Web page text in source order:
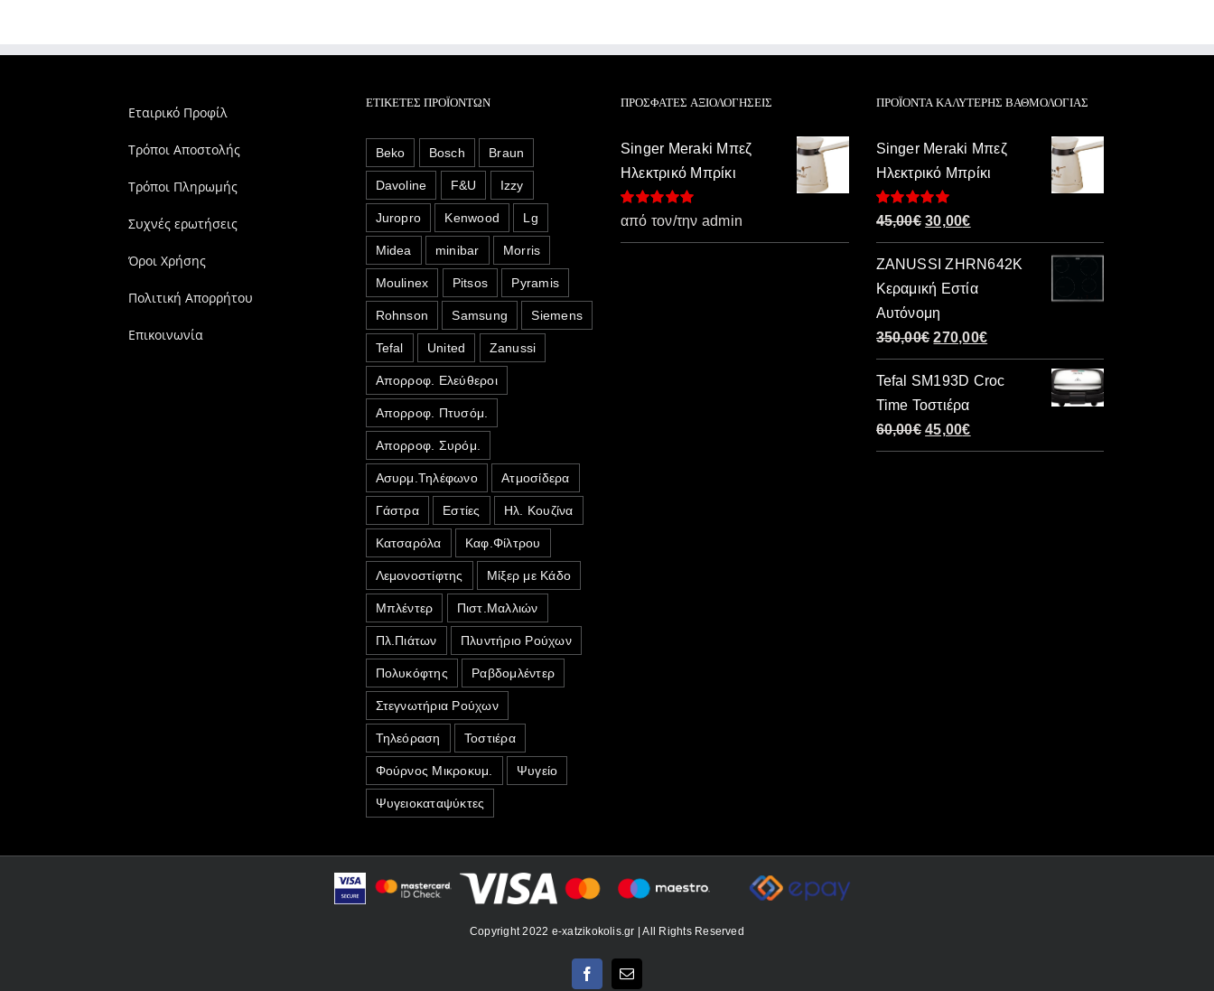
Εταιρικό Προφίλ
Τρόποι Αποστολής
Τρόποι Πληρωμής
Συχνές ερωτήσεις
Όροι Χρήσης
Πολιτική Απορρήτου
Επικοινωνία
ΕΤΙΚΈΤΕΣ ΠΡΟΪΌΝΤΩΝ
Beko Bosch Braun
Davoline F&U Izzy
Juropro Kenwood Lg
Midea minibar Morris
Moulinex Pitsos Pyramis
Rohnson Samsung Siemens
Tefal United Zanussi
Απορροφ. Ελεύθεροι
Απορροφ. Πτυσόμ.
Απορροφ. Συρόμ.
Ασυρμ.Τηλέφωνο Ατμοσίδερα
Γάστρα Εστίες Ηλ. Κουζίνα
Κατσαρόλα Καφ.Φίλτρου
Λεμονοστίφτης Μίξερ με Κάδο
Μπλέντερ Πιστ.Μαλλιών
Πλ.Πιάτων Πλυντήριο Ρούχων
Πολυκόφτης Ραβδομλέντερ
Στεγνωτήρια Ρούχων
Τηλεόραση Τοστιέρα
Φούρνος Μικροκυμ. Ψυγείο
Ψυγειοκαταψύκτες
ΠΡΌΣΦΑΤΕΣ ΑΞΙΟΛΟΓΉΣΕΙΣ
Singer Meraki Μπεζ
Ηλεκτρικό Μπρίκι
Βαθμολογήθηκε
από τον/την admin
ΠΡΟΪΌΝΤΑ ΚΑΛΎΤΕΡΗΣ ΒΑΘΜΟΛΟΓΊΑΣ
Singer Meraki Μπεζ
Ηλεκτρικό Μπρίκι
Βαθμολογήθηκε
45,00€ Original
price
was:
45,00€.
30,00€Η
τρέχουσα
τιμή
είναι:
ZANUSSI ZHRN642K
Κεραμική Εστία
Αυτόνομη
350,00€ Original
price
was:
350,00€.
270,00€Η
τρέχουσα
τιμή
Tefal SM193D Croc
Time Τοστιέρα
60,00€ Original
price
45,00€Η
τρέχουσα
Copyright 2022 e-xatzikokolis.gr | All Rights Reserved
FacebookEmail